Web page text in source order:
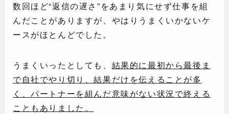
数回ほど“返信の遅さ”をあまり気にせず仕事を組
んだことがありますが、やはりうまくいかないケ
ースがほとんどでした。
うまくいったとしても、 結果的に最初から最後ま
で自社でやり切り、結果だけを伝えることが多
く、パートナーを組んだ意味がない状況で終える
こともありました。